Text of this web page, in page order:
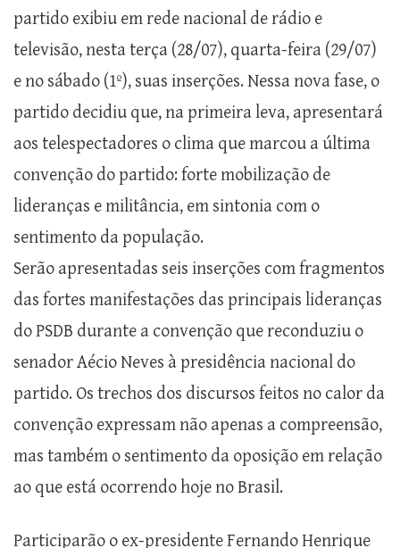
partido exibiu em rede nacional de rádio e
televisão, nesta terça (28/07), quarta-feira (29/07)
e no sábado (1º), suas inserções. Nessa nova fase, o
partido decidiu que, na primeira leva, apresentará
aos telespectadores o clima que marcou a última
convenção do partido: forte mobilização de
lideranças e militância, em sintonia com o
sentimento da população.
Serão apresentadas seis inserções com fragmentos
das fortes manifestações das principais lideranças
do PSDB durante a convenção que reconduziu o
senador Aécio Neves à presidência nacional do
partido. Os trechos dos discursos feitos no calor da
convenção expressam não apenas a compreensão,
mas também o sentimento da oposição em relação
ao que está ocorrendo hoje no Brasil.
Participarão o ex-presidente Fernando Henrique